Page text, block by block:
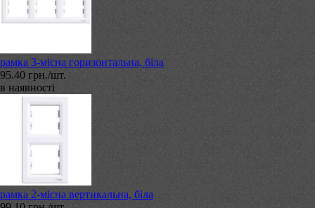
рамка 3-місна горизонтальна, біла
95.40 грн./шт.
в наявності
рамка 2-місна вертикальна, біла